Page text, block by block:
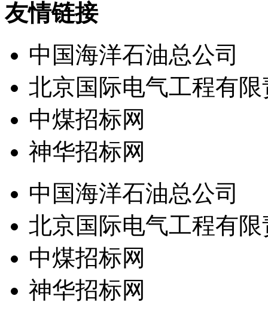
友情链接
中国海洋石油总公司
北京国际电气工程有
中煤招标网
神华招标网
中国海洋石油总公司
北京国际电气工程有
中煤招标网
神华招标网